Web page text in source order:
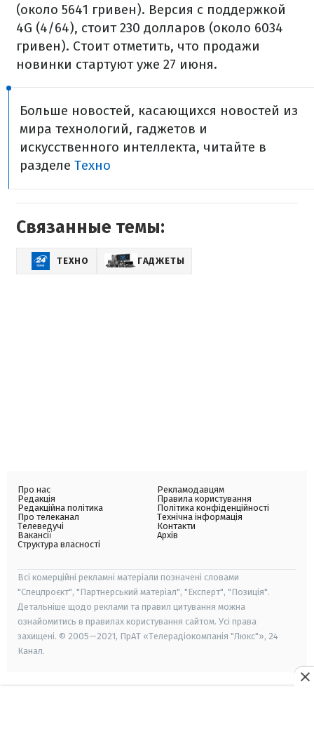
(около 5641 гривен). Версия с поддержкой
4G (4/64), стоит 230 долларов (около 6034
гривен). Стоит отметить, что продажи
новинки стартуют уже 27 июня.
Больше новостей, касающихся новостей из
мира технологий, гаджетов и
искусственного интеллекта, читайте в
разделе Техно
Связанные темы:
ТЕХНО ГАДЖЕТЫ
Про нас
Редакція
Редакційна політика
Про телеканал
Телеведучі
Вакансії
Структура власності
Рекламодавцям
Правила користування
Політика конфіденційності
Технічна інформація
Контакти
Архів
Всі комерційні рекламні матеріали позначені словами
"Спецпроєкт", "Партнерський матеріал", "Експерт", "Позиція".
Детальніше щодо реклами та правил цитування можна
ознайомитись в правилах користування сайтом. Усі права
захищені. © 2005—2021, ПрАТ «Телерадіокомпанія "Люкс"», 24
Канал.